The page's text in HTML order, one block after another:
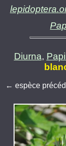
Diurna,
← espèce